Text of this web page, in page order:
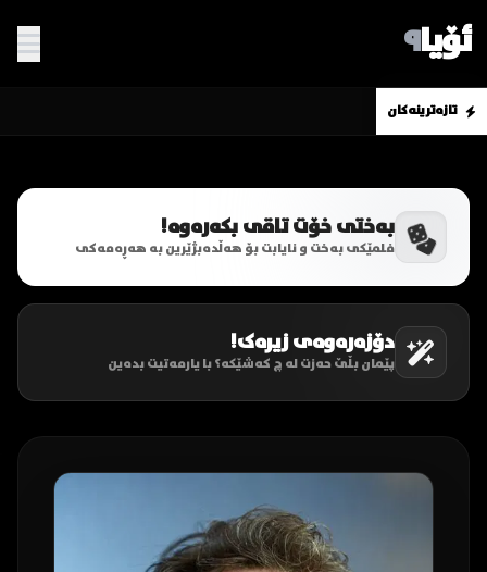
ئۆیا٩
تازەترینەکان
بەختی خۆت تاقی بکەرەوە!
فلمێکی بەخت و نایابت بۆ هەڵدەبژێرین بە هەڕەمەکی
دۆزەرەوەی زیرەک!
پێمان بڵێ حەزت لە چ کەشێکە؟ با یارمەتیت بدەین